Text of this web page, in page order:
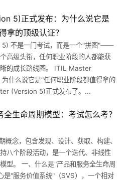
5)正式发布：为什么说它是
拿的顶级认证？
不是一门考试，而是一个"拼图"——
高级头衔，任何职业阶段的人都能获
的成长路线图。 ITIL Master
什么说它是"任何职业阶段都值得拿的
(Version 5)正式发布了。...
生命周期模型：考试怎么考？
概念，包含发现、设计、获取、构建、
八个阶段活动，是一个迭代、非线性
型。 一、什么是"产品和服务全生命周
"服务价值系统"（SVS），一个相对